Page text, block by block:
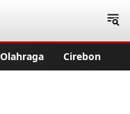
Olahraga Cirebon